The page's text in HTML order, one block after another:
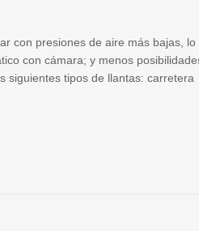
con presiones de aire más bajas, lo
con cámara; y menos
siguientes tipos de llantas: carretera